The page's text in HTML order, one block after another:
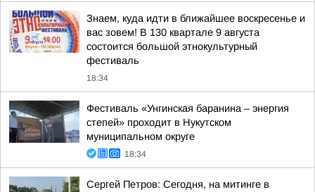
Знаем, куда идти в ближайшее воскресенье и
вас зовем! В 130 квартале 9 августа
состоится большой этнокультурный
фестиваль
18:34
Фестиваль «Унгинская баранина – энергия
степей» проходит в Нукутском
муниципальном округе
18:34
Сергей Петров: Сегодня, на митинге в